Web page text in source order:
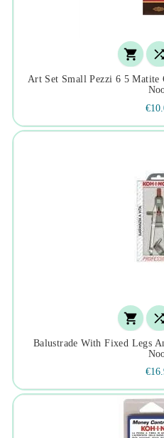
 
Art Set Small Pezzi 6 5
 
Balustrade With Fixed Legs